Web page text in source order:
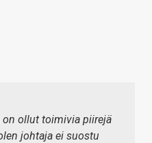
on ollut toimivia piirejä
johtaja ei suostu